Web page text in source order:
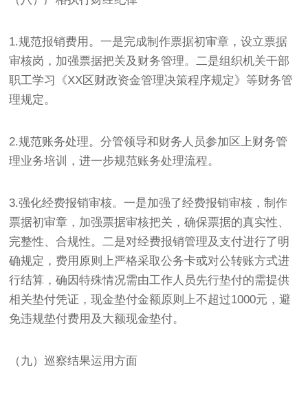
1.规范报销费用。一是完成制作票据初审章，设立票据
审核岗，加强票据把关及财务管理。二是组织机关干部
职工学习《XX区财政资金管理决策程序规定》等财务管
理规定。
2.规范账务处理。分管领导和财务人员参加区上财务管
理业务培训，进一步规范账务处理流程。
3.强化经费报销审核。一是加强了经费报销审核，制作
票据初审章，加强票据审核把关，确保票据的真实性、
完整性、合规性。二是对经费报销管理及支付进行了明
确规定，费用原则上严格采取公务卡或对公转账方式进
行结算，确因特殊情况需由工作人员先行垫付的需提供
相关垫付凭证，现金垫付金额原则上不超过1000元，避
免违规垫付费用及大额现金垫付。
（九）巡察结果运用方面